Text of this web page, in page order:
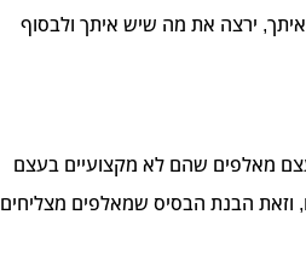
ירצה את מה שיש איתך ולבסוף
מאלפים שהם לא מקצועיים בעצם
וזאת הבנת הבסיס שמאלפים מצליחים